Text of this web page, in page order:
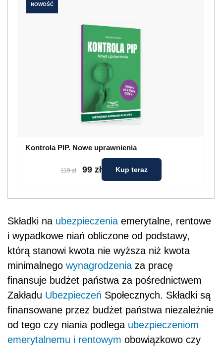
NOWOŚĆ
Kontrola PIP. Nowe uprawnienia
119 zł 99 zł Kup teraz
Składki na ubezpieczenia emerytalne, rentowe
i wypadkowe niań obliczone od podstawy,
którą stanowi kwota nie wyższa niż kwota
minimalnego wynagrodzenia za pracę
finansuje budżet państwa za pośrednictwem
Zakładu Ubezpieczeń Społecznych. Składki są
finansowane przez budżet państwa niezależnie
od tego czy niania podlega ubezpieczeniom
emerytalnemu i rentowym obowiązkowo czy